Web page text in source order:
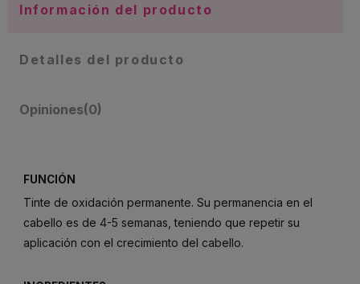
Información del producto
Detalles del producto
Opiniones(0)
FUNCIÓN
Tinte de oxidación permanente. Su permanencia en el
cabello es de 4-5 semanas, teniendo que repetir su
aplicación con el crecimiento del cabello.